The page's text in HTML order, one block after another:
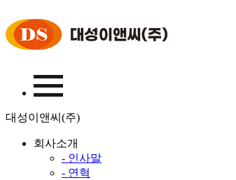
대성이앤씨(주)
회사소개
- 인사말
- 연혁